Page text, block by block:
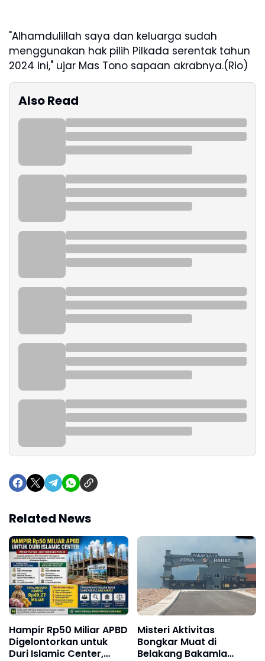
"Alhamdulillah saya dan keluarga sudah
menggunakan hak pilih Pilkada serentak tahun
2024 ini," ujar Mas Tono sapaan akrabnya.(Rio)
Also Read
Related News
Hampir Rp50 Miliar APBD
Digelontorkan untuk
Duri Islamic Center,
Misteri Aktivitas
Bongkar Muat di
Belakang Bakamla